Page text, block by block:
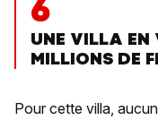
6
UNE VILLA EN
MILLIONS DE
Pour cette villa,